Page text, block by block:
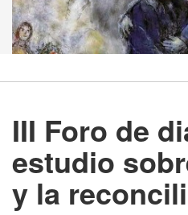
III Foro de
estudio
y la